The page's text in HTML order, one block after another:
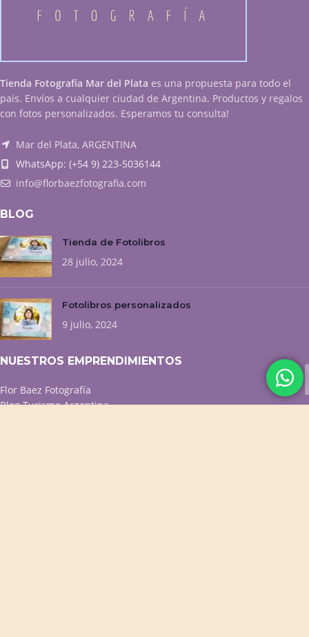
Tienda Fotografía Mar del Plata es una propuesta para todo el
país. Envíos a cualquier ciudad de Argentina. Productos y regalos
con fotos personalizados. Esperamos tu consulta!
Mar del Plata, ARGENTINA
WhatsApp: (+54 9) 223-5036144
info@florbaezfotografia.com
BLOG
Tienda de Fotolibros
28 julio, 2024
Fotolibros personalizados
9 julio, 2024
NUESTROS EMPRENDIMIENTOS
Flor Baez Fotografía
Blog Turismo Argentina